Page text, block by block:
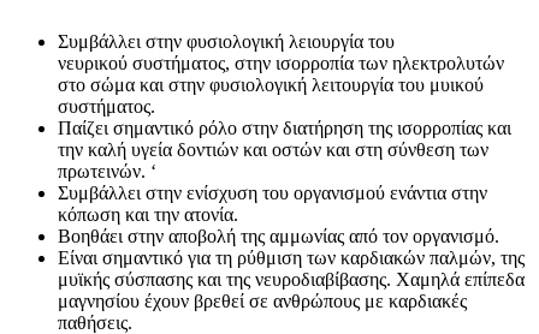
Συμβάλλει στην φυσιολογική λειουργία του
νευρικού συστήματος, στην ισορροπία των ηλεκτρολυτών
στο σώμα και στην φυσιολογική λειτουργία του μυικού
συστήματος.
Παίζει σημαντικό ρόλο στην διατήρηση της ισορροπίας και
την καλή υγεία δοντιών και οστών και στη σύνθεση των
πρωτεινών. ‘
Συμβάλλει στην ενίσχυση του οργανισμού ενάντια στην
κόπωση και την ατονία.
Βοηθάει στην αποβολή της αμμωνίας από τον οργανισμό.
Είναι σημαντικό για τη ρύθμιση των καρδιακών παλμών, της
μυϊκής σύσπασης και της νευροδιαβίβασης. Χαμηλά επίπεδα
μαγνησίου έχουν βρεθεί σε ανθρώπους με καρδιακές
παθήσεις.